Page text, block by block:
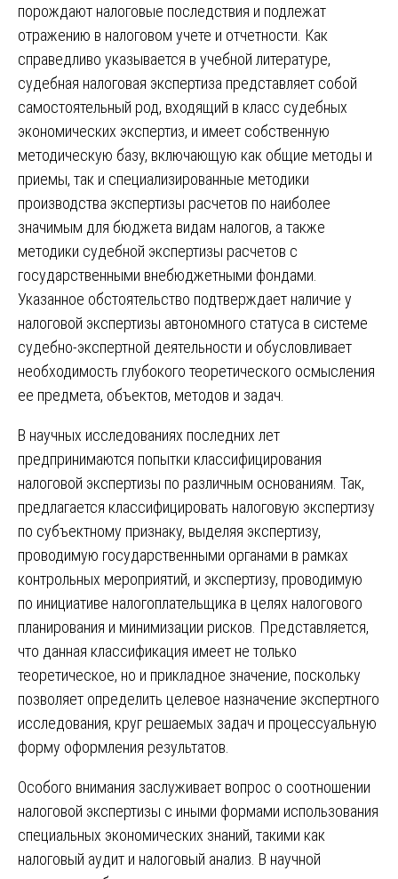
порождают налоговые последствия и подлежат
отражению в налоговом учете и отчетности. Как
справедливо указывается в учебной литературе,
судебная налоговая экспертиза представляет собой
самостоятельный род, входящий в класс судебных
экономических экспертиз, и имеет собственную
методическую базу, включающую как общие методы и
приемы, так и специализированные методики
производства экспертизы расчетов по наиболее
значимым для бюджета видам налогов, а также
методики судебной экспертизы расчетов с
государственными внебюджетными фондами.
Указанное обстоятельство подтверждает наличие у
налоговой экспертизы автономного статуса в системе
судебно-экспертной деятельности и обусловливает
необходимость глубокого теоретического осмысления
ее предмета, объектов, методов и задач.
В научных исследованиях последних лет
предпринимаются попытки классифицирования
налоговой экспертизы по различным основаниям. Так,
предлагается классифицировать налоговую экспертизу
по субъектному признаку, выделяя экспертизу,
проводимую государственными органами в рамках
контрольных мероприятий, и экспертизу, проводимую
по инициативе налогоплательщика в целях налогового
планирования и минимизации рисков. Представляется,
что данная классификация имеет не только
теоретическое, но и прикладное значение, поскольку
позволяет определить целевое назначение экспертного
исследования, круг решаемых задач и процессуальную
форму оформления результатов.
Особого внимания заслуживает вопрос о соотношении
налоговой экспертизы с иными формами использования
специальных экономических знаний, такими как
налоговый аудит и налоговый анализ. В научной